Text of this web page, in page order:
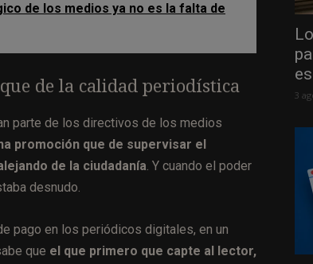
de los medios ya no es la falta de
de la calidad periodística
parte de los directivos de los medios
promoción que de supervisar el
de la ciudadanía. Y cuando el poder
desnudo.
pago en los periódicos digitales, en un
que el que primero que capte al lector,
3